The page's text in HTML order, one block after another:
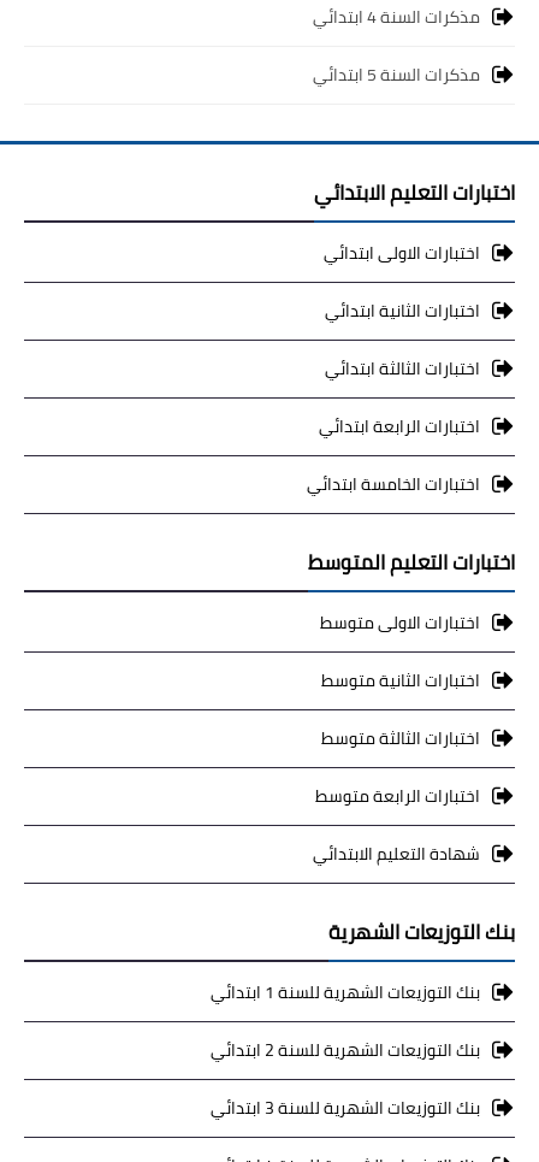
مذكرات السنة 4 ابتدائي
مذكرات السنة 5 ابتدائي
اختبارات التعليم الابتدائي
اختبارات الاولى ابتدائي
اختبارات الثانية ابتدائي
اختبارات الثالثة ابتدائي
اختبارات الرابعة ابتدائي
اختبارات الخامسة ابتدائي
اختبارات التعليم المتوسط
اختبارات الاولى متوسط
اختبارات الثانية متوسط
اختبارات الثالثة متوسط
اختبارات الرابعة متوسط
شهادة التعليم الابتدائي
بنك التوزيعات الشهرية
بنك التوزيعات الشهرية للسنة 1 ابتدائي
بنك التوزيعات الشهرية للسنة 2 ابتدائي
بنك التوزيعات الشهرية للسنة 3 ابتدائي